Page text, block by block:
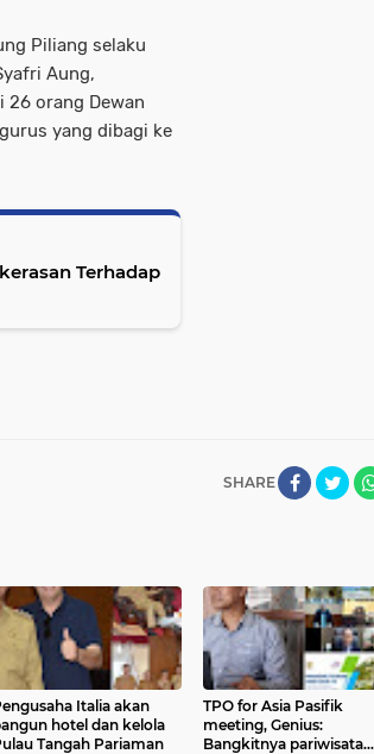
Piliang selaku
Aung,
26 orang Dewan
yang dibagi ke
Terhadap
SHARE
Italia akan
hotel dan kelola
Tangah Pariaman
TPO for Asia Pasifik
meeting, Genius:
Bangkitnya pariwisata